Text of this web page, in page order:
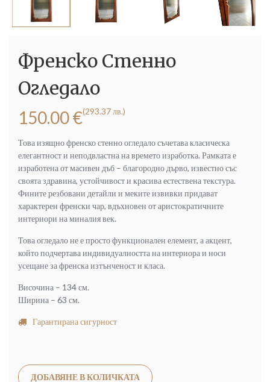
Френско Стенно
Огледало
150.00€(293.37 лв.)
Това изящно френско стенно огледало съчетава класическа
елегантност и неподвластна на времето изработка. Рамката е
изработена от масивен дъб – благородно дърво, известно със
своята здравина, устойчивост и красива естествена текстура.
Фините резбовани детайли и меките извивки придават
характерен френски чар, вдъхновен от аристократичните
интериори на миналия век.
Това огледало не е просто функционален елемент, а акцент,
който подчертава индивидуалността на интериора и носи
усещане за френска изтънченост и класа.
Височина – 134 см.
Ширина – 63 см.
Гарантирана сигурност
ДОБАВЯНЕ В КОЛИЧКАТА